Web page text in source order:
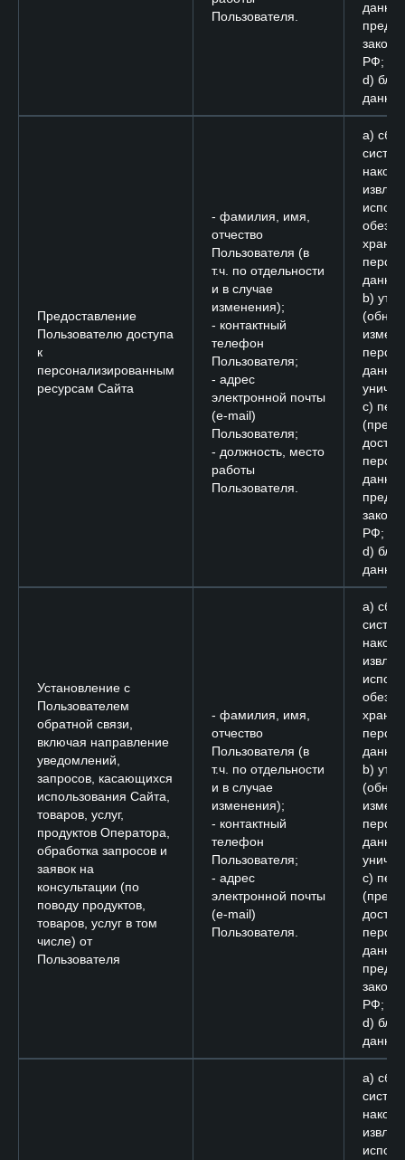
Пользователя.
РФ;
d)
Предоставление
Пользователю доступа
к
персонализированным
ресурсам Сайта
- фамилия, имя,
отчество
Пользователя (в
т.ч. по отдельности
и в случае
изменения);
- контактный
телефон
Пользователя;
- адрес
электронной почты
(e-mail)
Пользователя;
- должность, место
работы
Пользователя.
a)
b)
c)
РФ;
d)
Установление с
Пользователем
обратной связи,
включая направление
уведомлений,
запросов, касающихся
использования Сайта,
товаров, услуг,
продуктов Оператора,
обработка запросов и
заявок на
консультации (по
поводу продуктов,
товаров, услуг в том
числе) от
Пользователя
- фамилия, имя,
отчество
Пользователя (в
т.ч. по отдельности
и в случае
изменения);
- контактный
телефон
Пользователя;
- адрес
электронной почты
(e-mail)
Пользователя.
a)
b)
c)
РФ;
d)
a)